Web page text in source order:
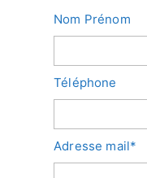
Nom Prénom
Téléphone
Adresse mail*